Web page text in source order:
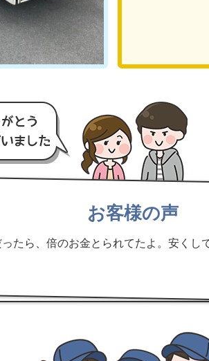
お客様の声
たら、倍のお金とられてたよ。安くし